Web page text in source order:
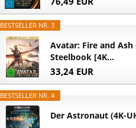
BESTSELLER NR. 3
Avatar: Fire and
Steelbook [4K...
33,24 EUR
BESTSELLER NR. 4
Der Astronaut (4K-